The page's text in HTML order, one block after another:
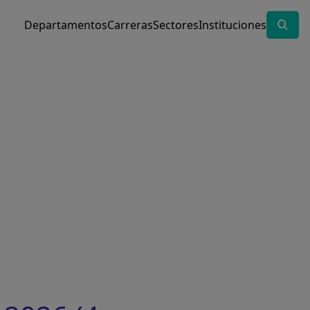
DepartamentosCarrerasSectoresInstituciones